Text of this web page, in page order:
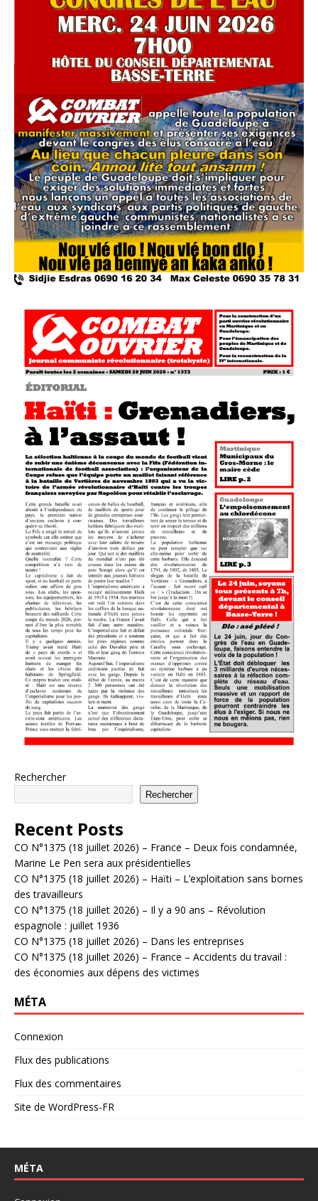
Rechercher
Rechercher
Recent Posts
CO N°1375 (18 juillet 2026) – France – Deux fois condamnée,
Marine Le Pen sera aux présidentielles
CO N°1375 (18 juillet 2026) – Haïti – L’exploitation sans bornes
des travailleurs
CO N°1375 (18 juillet 2026) – Il y a 90 ans – Révolution
espagnole : juillet 1936
CO N°1375 (18 juillet 2026) – Dans les entreprises
CO N°1375 (18 juillet 2026) – France – Accidents du travail :
des économies aux dépens des victimes
MÉTA
Connexion
Flux des publications
Flux des commentaires
Site de WordPress-FR
MÉTA